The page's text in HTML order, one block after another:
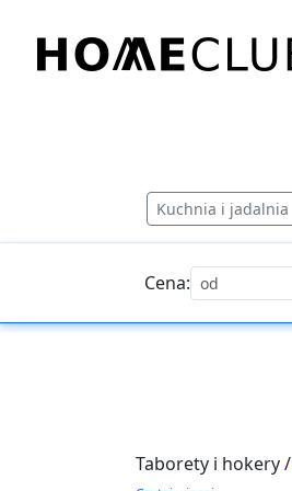
treści
Kuchnia i jadalnia
Cena:
Taborety i hokery /